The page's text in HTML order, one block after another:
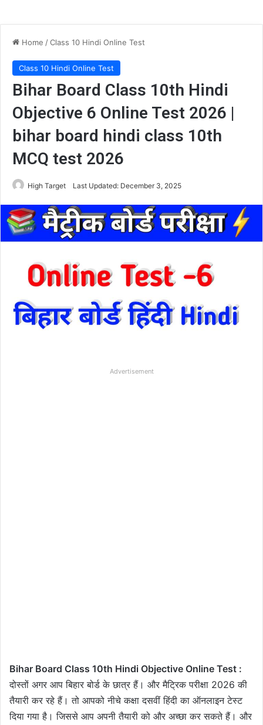
Home /Class 10 Hindi Online Test
Class 10 Hindi Online Test
Bihar Board Class 10th Hindi
Objective 6 Online Test 2026 |
bihar board hindi class 10th
MCQ test 2026
High Target Last Updated: December 3, 2025
Advertisement
Bihar Board Class 10th Hindi Objective Online Test :
दोस्तों अगर आप बिहार बोर्ड के छात्र हैं। और मैट्रिक परीक्षा 2026 की
तैयारी कर रहे हैं। तो आपको नीचे कक्षा दसवीं हिंदी का ऑनलाइन टेस्ट
दिया गया है। जिससे आप अपनी तैयारी को और अच्छा कर सकते हैं। और